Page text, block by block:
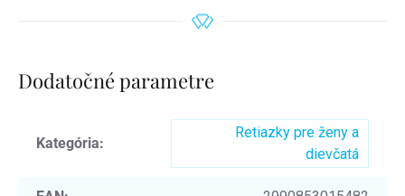
Dodatočné parametre
Kategória:
Retiazky pre ženy a
dievčatá